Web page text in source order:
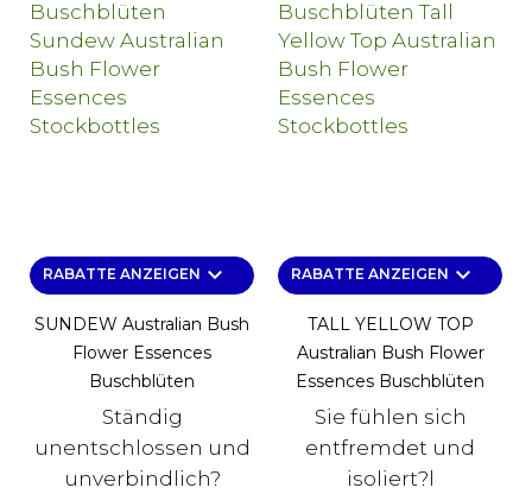
RABATTE ANZEIGEN keyboard_arrow_down
SUNDEW Australian Bush
Flower Essences
Buschblüten
Ständig
unentschlossen und
unverbindlich?
RABATTE ANZEIGEN keyboard_arrow_down
TALL YELLOW TOP
Australian Bush Flower
Essences Buschblüten
Sie fühlen sich
entfremdet und
isoliert?l